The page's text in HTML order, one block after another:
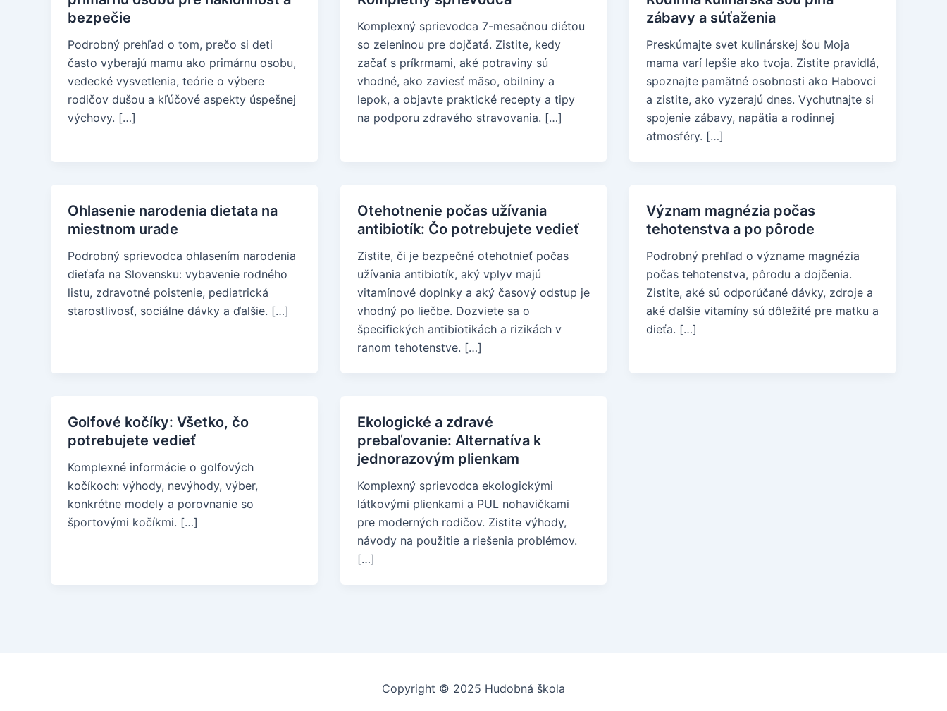
bezpečie
Podrobný prehľad o tom, prečo si deti
často vyberajú mamu ako primárnu osobu,
vedecké vysvetlenia, teórie o výbere
rodičov dušou a kľúčové aspekty úspešnej
výchovy. […]
Komplexný sprievodca 7-mesačnou diétou
so zeleninou pre dojčatá. Zistite, kedy
začať s príkrmami, aké potraviny sú
vhodné, ako zaviesť mäso, obilniny a
lepok, a objavte praktické recepty a tipy
na podporu zdravého stravovania. […]
zábavy a súťaženia
Preskúmajte svet kulinárskej šou Moja
mama varí lepšie ako tvoja. Zistite pravidlá,
spoznajte pamätné osobnosti ako Habovci
a zistite, ako vyzerajú dnes. Vychutnajte si
spojenie zábavy, napätia a rodinnej
atmosféry. […]
Ohlasenie narodenia dietata na
miestnom urade
Podrobný sprievodca ohlasením narodenia
dieťaťa na Slovensku: vybavenie rodného
listu, zdravotné poistenie, pediatrická
starostlivosť, sociálne dávky a ďalšie. […]
Otehotnenie počas užívania
antibiotík: Čo potrebujete vedieť
Zistite, či je bezpečné otehotnieť počas
užívania antibiotík, aký vplyv majú
vitamínové doplnky a aký časový odstup je
vhodný po liečbe. Dozviete sa o
špecifických antibiotikách a rizikách v
ranom tehotenstve. […]
Význam magnézia počas
tehotenstva a po pôrode
Podrobný prehľad o význame magnézia
počas tehotenstva, pôrodu a dojčenia.
Zistite, aké sú odporúčané dávky, zdroje a
aké ďalšie vitamíny sú dôležité pre matku a
dieťa. […]
Golfové kočíky: Všetko, čo
potrebujete vedieť
Komplexné informácie o golfových
kočíkoch: výhody, nevýhody, výber,
konkrétne modely a porovnanie so
športovými kočíkmi. […]
Ekologické a zdravé
prebaľovanie: Alternatíva k
jednorazovým plienkam
Komplexný sprievodca ekologickými
látkovými plienkami a PUL nohavičkami
pre moderných rodičov. Zistite výhody,
návody na použitie a riešenia problémov.
[…]
Copyright © 2025 Hudobná škola